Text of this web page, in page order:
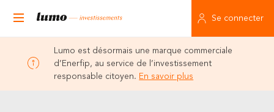
Se connecter
Lumo est désormais une marque commerciale
d’Enerfip, au service de l’investissement
responsable citoyen. En savoir plus